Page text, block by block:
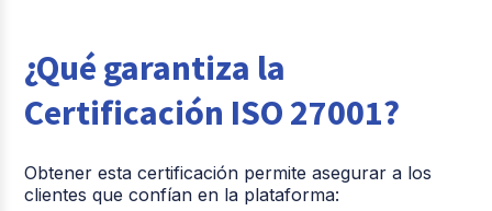
¿Qué garantiza la
Certificación ISO 27001?
Obtener esta certificación permite asegurar a los
clientes que confían en la plataforma: